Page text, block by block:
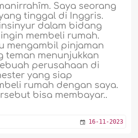
Saya seorang
tinggal di Inggris.
dalam bidang
membeli rumah.
mengambil pinjaman
teman menunjukkan
perusahaan di
yang siap
rumah dengan saya.
bisa membayar..
16-11-2023